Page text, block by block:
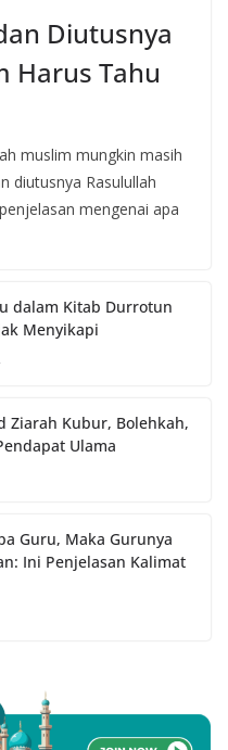
Diutusnya
Harus Tahu
muslim mungkin masih
diutusnya Rasulullah
mengenai apa
dalam Kitab Durrotun
Menyikapi
Ziarah Kubur, Bolehkah,
Ulama
Guru, Maka Gurunya
Ini Penjelasan Kalimat